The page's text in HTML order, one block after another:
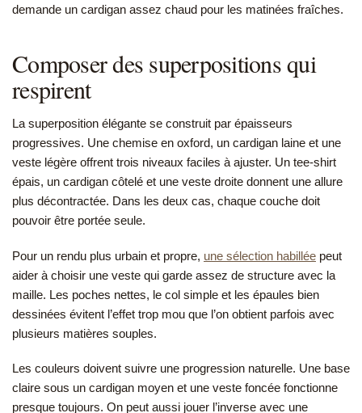
demande un cardigan assez chaud pour les matinées fraîches.
Composer des superpositions qui
respirent
La superposition élégante se construit par épaisseurs
progressives. Une chemise en oxford, un cardigan laine et une
veste légère offrent trois niveaux faciles à ajuster. Un tee-shirt
épais, un cardigan côtelé et une veste droite donnent une allure
plus décontractée. Dans les deux cas, chaque couche doit
pouvoir être portée seule.
Pour un rendu plus urbain et propre, une sélection habillée peut
aider à choisir une veste qui garde assez de structure avec la
maille. Les poches nettes, le col simple et les épaules bien
dessinées évitent l’effet trop mou que l’on obtient parfois avec
plusieurs matières souples.
Les couleurs doivent suivre une progression naturelle. Une base
claire sous un cardigan moyen et une veste foncée fonctionne
presque toujours. On peut aussi jouer l’inverse avec une